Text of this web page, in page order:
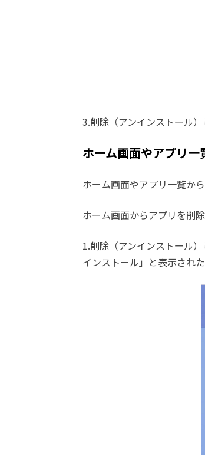
3.削除（アンインストール
ホーム画面やアプリ
ホーム画面やアプリ一覧か
ホーム画面からアプリを削
1.削除（アンインストール
インストール」と表示され